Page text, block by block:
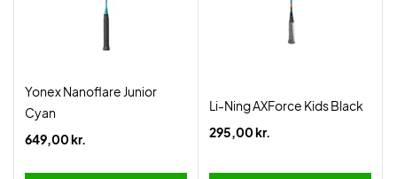
Yonex Nanoflare Junior
Cyan
649,00 kr.
Li-Ning AXForce Kids Black
295,00 kr.